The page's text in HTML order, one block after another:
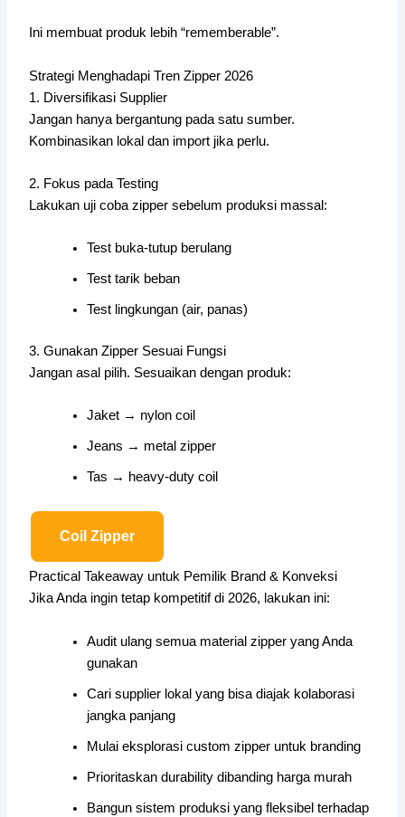
Ini membuat produk lebih “rememberable”.
Strategi Menghadapi Tren Zipper 2026
1. Diversifikasi Supplier
Jangan hanya bergantung pada satu sumber.
Kombinasikan lokal dan import jika perlu.
2. Fokus pada Testing
Lakukan uji coba zipper sebelum produksi massal:
Test buka-tutup berulang
Test tarik beban
Test lingkungan (air, panas)
3. Gunakan Zipper Sesuai Fungsi
Jangan asal pilih. Sesuaikan dengan produk:
Jaket → nylon coil
Jeans → metal zipper
Tas → heavy-duty coil
Coil Zipper
Practical Takeaway untuk Pemilik Brand & Konveksi
Jika Anda ingin tetap kompetitif di 2026, lakukan ini:
Audit ulang semua material zipper yang Anda
gunakan
Cari supplier lokal yang bisa diajak kolaborasi
jangka panjang
Mulai eksplorasi custom zipper untuk branding
Prioritaskan durability dibanding harga murah
Bangun sistem produksi yang fleksibel terhadap